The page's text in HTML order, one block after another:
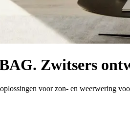
Zwitsers
voor zon- en weerwering